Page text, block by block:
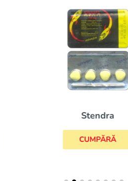
Stendra
CUMPĂRĂ